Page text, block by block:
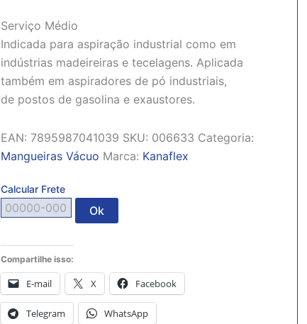
Serviço Médio
Indicada para aspiração industrial como em
indústrias madeireiras e tecelagens. Aplicada
também em aspiradores de pó industriais,
de postos de gasolina e exaustores.
EAN: 7895987041039 SKU: 006633 Categoria:
Mangueiras Vácuo Marca: Kanaflex
Calcular Frete
Ok
Compartilhe isso:
E-mail X Facebook
Telegram WhatsApp